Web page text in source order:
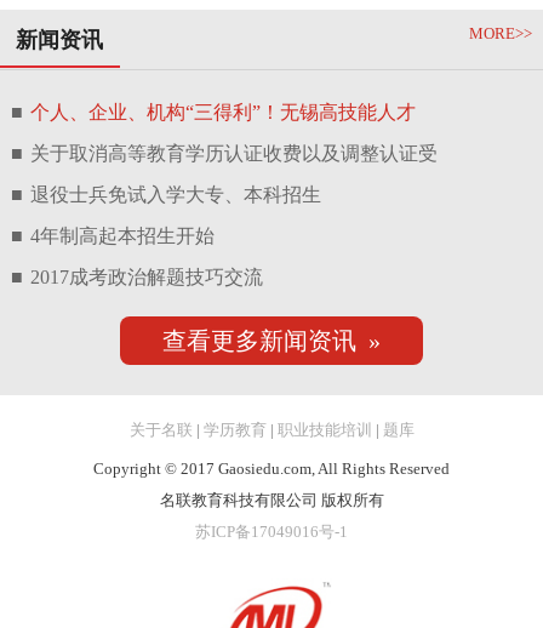
新闻资讯 MORE>>
■ 个人、企业、机构“三得利”！无锡高技能人才
■ 关于取消高等教育学历认证收费以及调整认证受
■ 退役士兵免试入学大专、本科招生
■ 4年制高起本招生开始
■ 2017成考政治解题技巧交流
查看更多新闻资讯 »
关于名联 | 学历教育| 职业技能培训 | 题库
Copyright © 2017 Gaosiedu.com, All Rights Reserved
名联教育科技有限公司 版权所有
苏ICP备17049016号-1